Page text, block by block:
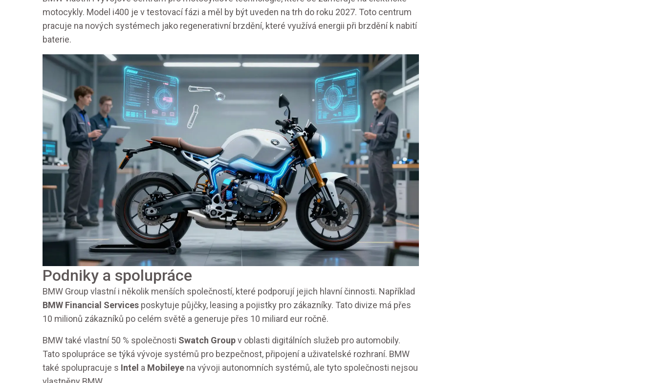
motocykly. Model i400 je v testovací fázi a měl by být uveden na trh do roku 2027. Toto centrum
pracuje na nových systémech jako regenerativní brzdění, které využívá energii při brzdění k nabití
baterie.
Podniky a spolupráce
BMW Group vlastní i několik menších společností, které podporují jejich hlavní činnosti. Například
BMW Financial Services poskytuje půjčky, leasing a pojistky pro zákazníky. Tato divize má přes
10 milionů zákazníků po celém světě a generuje přes 10 miliard eur ročně.
BMW také vlastní 50 % společnosti Swatch Groupv oblasti digitálních služeb pro automobily.
Tato spolupráce se týká vývoje systémů pro bezpečnost, připojení a uživatelské rozhraní. BMW
také spolupracuje s Intel a Mobileye na vývoji autonomních systémů, ale tyto společnosti nejsou